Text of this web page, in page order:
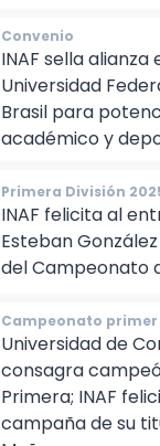
Convenio
INAF sella
Universidad
Brasil para
académico y
Primera División
INAF felicita al
Esteban
del Campeonato
Campeonato primer
Universidad de
consagra
Primera; INAF
campaña de su